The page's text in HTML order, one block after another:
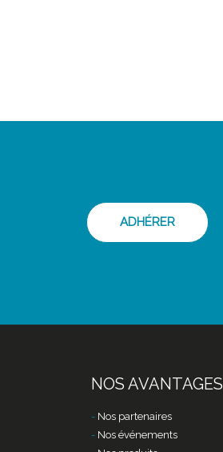
ADHÉRER
NOS AVANTAGES
Nos partenaires
Nos événements